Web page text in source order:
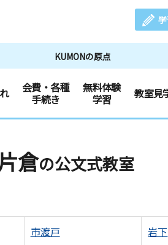
KUMONの原点
会費・各種
手続き
無料体験
学習
教室見
倉の公文式教室
市渡戸 岩下